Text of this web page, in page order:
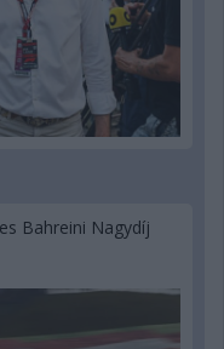
Bahreini Nagydíj